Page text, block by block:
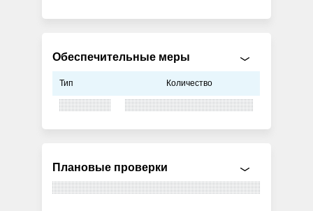
Обеспечительные меры
Тип Количество
Плановые проверки